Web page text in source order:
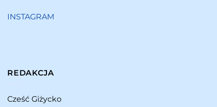
INSTAGRAM
REDAKCJA
Cześć Giżycko